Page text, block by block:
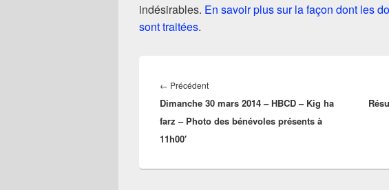
indésirables. En savoir plus sur la façon dont les
sont traitées.
de
l’article
← PrécédentArticle
précédent :
Dimanche 30 mars 2014 – HBCD – Kig ha
farz – Photo des bénévoles présents à
11h00′